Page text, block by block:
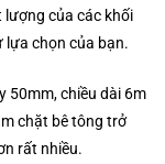
lượng của các khối
lựa chọn của bạn.
50mm, chiều dài 6m
chặt bê tông trở
rất nhiều.